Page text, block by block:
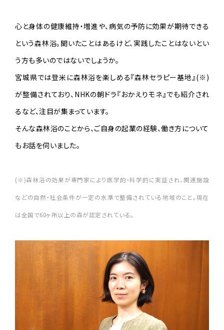
心と身体の健康維持・増進や、病気の予防に効果が期待できる
という森林浴。聞いたことはあるけど、実践したことはないとい
う方も多いのではないでしょうか。
宮城県では登米に森林浴を楽しめる『森林セラピー基地』(※)
が整備されており、NHKの朝ドラ『おかえりモネ』でも紹介され
るなど、注目が集まっています。
そんな森林浴のことから、ご自身の起業の経験、働き方について
もお話を伺いました。
(※)森林浴の効果が専門家により医学的・科学的に実証され、関連施設
などの自然・社会条件が一定の水準で整備されている地域のこと。現在
は全国で60ヶ所以上の森が認定されている。